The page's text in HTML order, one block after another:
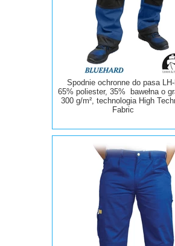
Spodnie ochronne do pasa
65% poliester, 35% bawełna o
300 g/m², technologia High
Fabric